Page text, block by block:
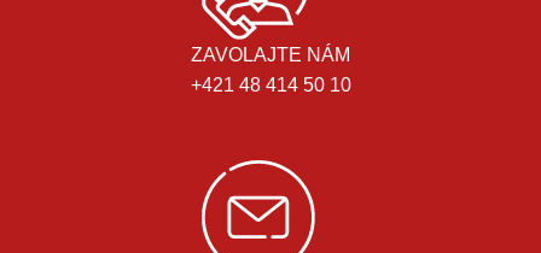
ZAVOLAJTE NÁM
+421 48 414 50 10